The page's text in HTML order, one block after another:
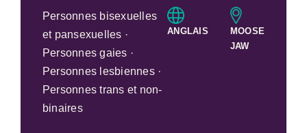
Personnes bisexuelles
et pansexuelles ·
Personnes gaies ·
Personnes lesbiennes ·
Personnes trans et non-
binaires
ANGLAIS
MOOSE
JAW